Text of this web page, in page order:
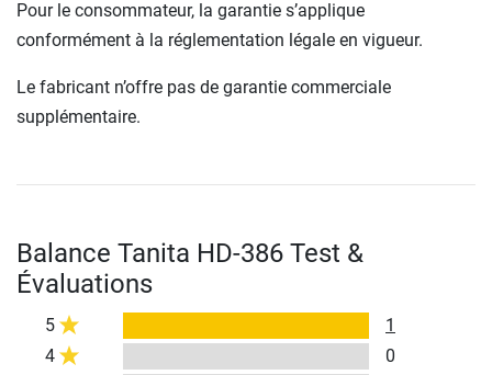
Pour le consommateur, la garantie s’applique
conformément à la réglementation légale en vigueur.
Le fabricant n’offre pas de garantie commerciale
supplémentaire.
Balance Tanita HD-386 Test &
Évaluations
5
1
4
0